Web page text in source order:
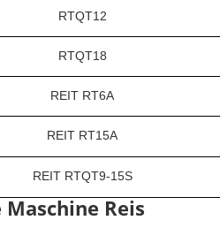
RTQT12
RTQT18
REIT RT6A
REIT RT15A
REIT RTQT9-15S
Reis